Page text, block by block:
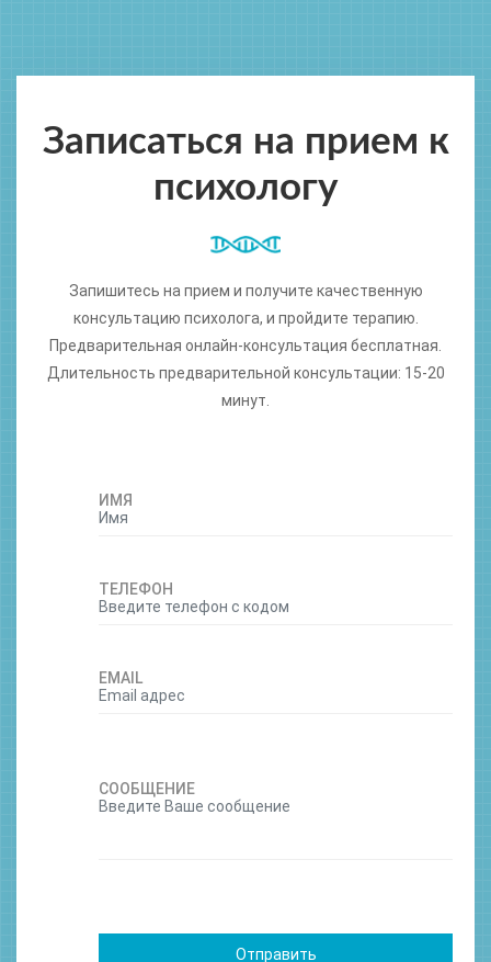
Записаться на прием к
психологу
Запишитесь на прием и получите качественную
консультацию психолога, и пройдите терапию.
Предварительная онлайн-консультация бесплатная.
Длительность предварительной консультации: 15-20
минут.
ИМЯ
ТЕЛЕФОН
EMAIL
СООБЩЕНИЕ